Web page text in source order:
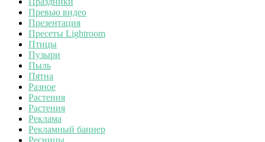
Превью видео
Презентация
Пресеты Lightroom
Птицы
Пузыри
Пыль
Пятна
Разное
Растения
Растения
Реклама
Рекламный баннер
Ресницы